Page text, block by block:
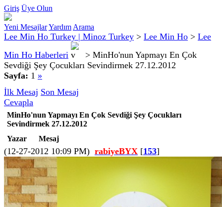
Giriş Üye Olun
Yeni MesajlarYardım Arama
Lee Min Ho Turkey | Minoz Turkey > Lee Min Ho > Lee
Min Ho Haberleri
> MinHo'nun Yapmayı En Çok
Sevdiği Şey Çocukları Sevindirmek 27.12.2012
Sayfa: 1 »
İlk Mesaj Son Mesaj
Cevapla
MinHo'nun Yapmayı En Çok Sevdiği Şey Çocukları
Sevindirmek 27.12.2012
Yazar
Mesaj
(12-27-2012 10:09 PM) rabiyeBYX [153]